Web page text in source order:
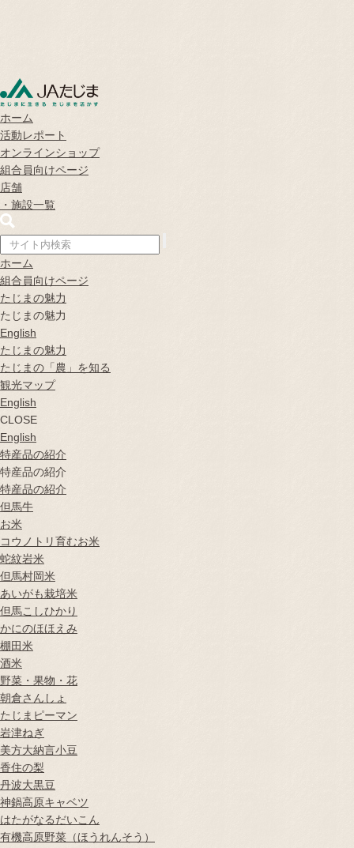
ホーム
活動レポート
オンラインショップ
組合員向けページ
店舗
・ 施設一覧
ホーム
組合員向けページ
たじまの魅力
たじまの魅力
English
たじまの魅力
たじまの「農」を知る
観光マップ
English
CLOSE
English
特産品の紹介
特産品の紹介
特産品の紹介
但馬牛
お米
コウノトリ育むお米
蛇紋岩米
但馬村岡米
あいがも栽培米
但馬こしひかり
かにのほほえみ
棚田米
酒米
野菜・果物・花
朝倉さんしょ
たじまピーマン
岩津ねぎ
美方大納言小豆
香住の梨
丹波大黒豆
神鍋高原キャベツ
はたがなるだいこん
有機高原野菜（ほうれんそう）